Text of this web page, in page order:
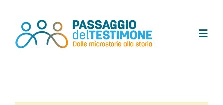
contenuto